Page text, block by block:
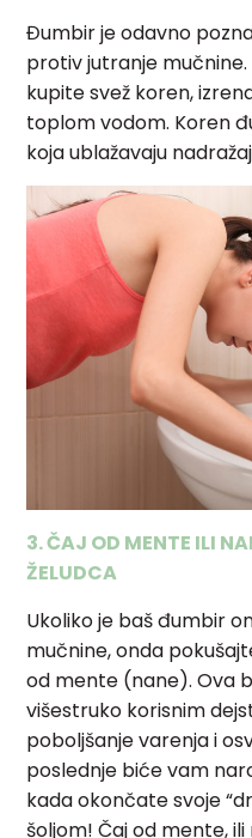
Đumbir je odavno
protiv jutranje
kupite svež koren,
toplom vodom. Koren
koja ublažavaju
3. ČAJ OD MENTE ILI
ŽELUDCA
Ukoliko je baš đumbir
mučnine, onda
od mente (nane). Ova
višestruko korisnim
poboljšanje varenja i
poslednje biće vam
kada okončate svoje
šoljom! Čaj od mente,